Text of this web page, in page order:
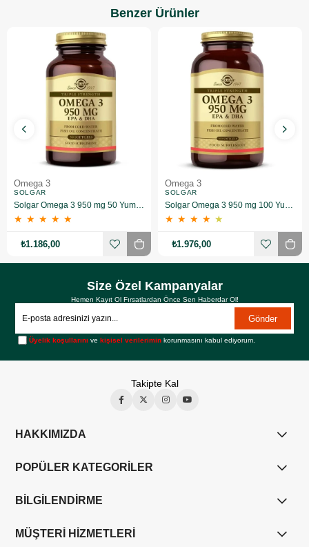
Benzer Ürünler
Omega 3
SOLGAR
Solgar Omega 3 950 mg 50 Yumuşak Jelatinli Kapsül
★ ★ ★ ★ ★
₺1.186,00
Omega 3
SOLGAR
Solgar Omega 3 950 mg 100 Yumuşak Jelatinli Kapsül
★ ★ ★ ★ ★
₺1.976,00
Size Özel Kampanyalar
Hemen Kayıt Ol Fırsatlardan Önce Sen Haberdar Ol!
Gönder
Üyelik koşullarını vekişisel verilerimin korunmasını kabul ediyorum.
Takipte Kal
HAKKIMIZDA
POPÜLER KATEGORİLER
BİLGİLENDİRME
MÜŞTERİ HİZMETLERİ